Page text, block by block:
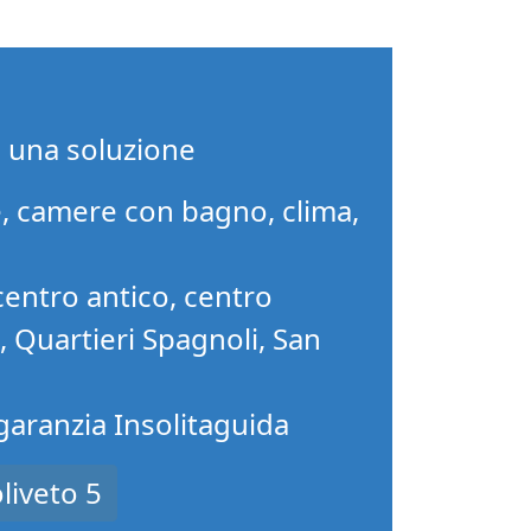
soluzione
camere con bagno, clima,
antico, centro
Quartieri Spagnoli, San
Insolitaguida
5